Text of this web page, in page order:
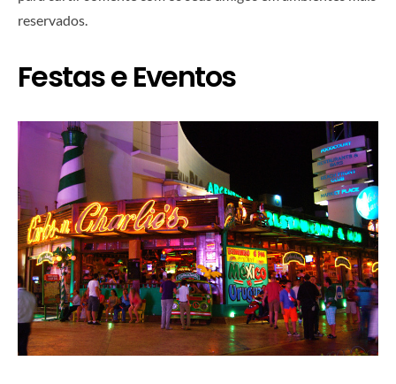
reservados.
Festas e Eventos